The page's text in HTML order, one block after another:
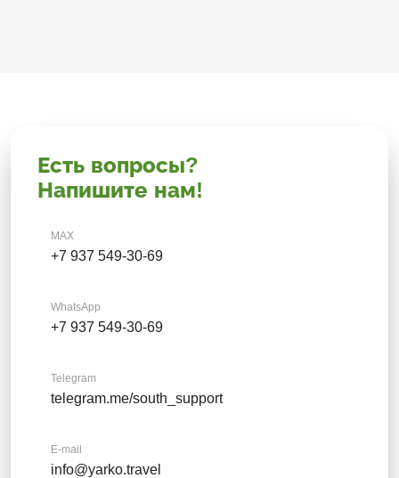
Есть вопросы?
Напишите нам!
MAX
+7 937 549-30-69
WhatsApp
+7 937 549-30-69
Telegram
telegram.me/south_support
E-mail
info@yarko.travel